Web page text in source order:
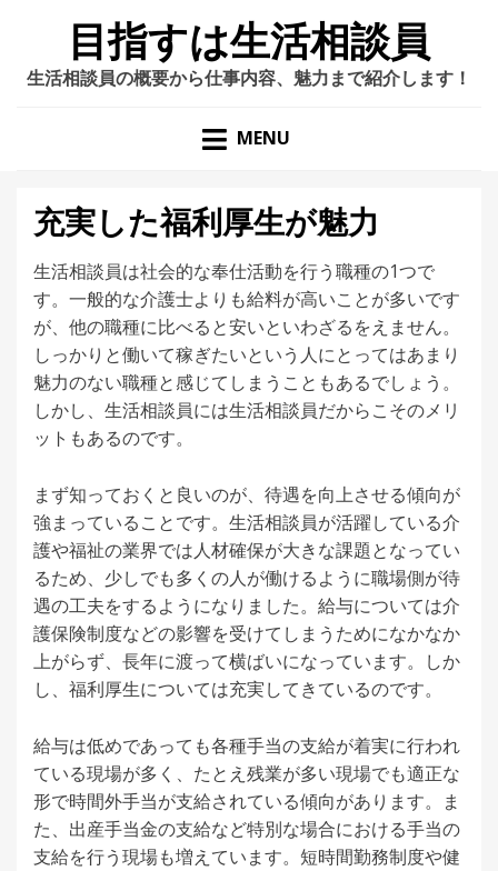
目指すは生活相談員
生活相談員の概要から仕事内容、魅力まで紹介します！
MENU
充実した福利厚生が魅力
生活相談員は社会的な奉仕活動を行う職種の1つで
す。一般的な介護士よりも給料が高いことが多いです
が、他の職種に比べると安いといわざるをえません。
しっかりと働いて稼ぎたいという人にとってはあまり
魅力のない職種と感じてしまうこともあるでしょう。
しかし、生活相談員には生活相談員だからこそのメリ
ットもあるのです。
まず知っておくと良いのが、待遇を向上させる傾向が
強まっていることです。生活相談員が活躍している介
護や福祉の業界では人材確保が大きな課題となってい
るため、少しでも多くの人が働けるように職場側が待
遇の工夫をするようになりました。給与については介
護保険制度などの影響を受けてしまうためになかなか
上がらず、長年に渡って横ばいになっています。しか
し、福利厚生については充実してきているのです。
給与は低めであっても各種手当の支給が着実に行われ
ている現場が多く、たとえ残業が多い現場でも適正な
形で時間外手当が支給されている傾向があります。ま
た、出産手当金の支給など特別な場合における手当の
支給を行う現場も増えています。短時間勤務制度や健